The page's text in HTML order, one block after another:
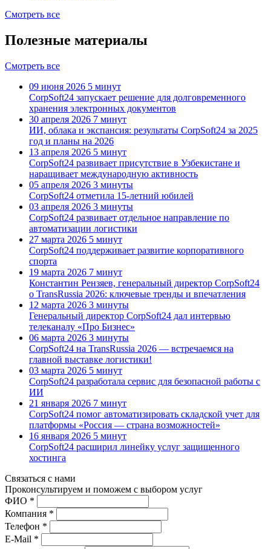
Смотреть все
Полезные материалы
Смотреть все
09 июня 2026 5 минут
CorpSoft24 запускает решение для долговременного
хранения электронных документов
30 апреля 2026 7 минут
ИИ, облака и экспансия: результаты CorpSoft24 за 2025
год и планы на 2026
13 апреля 2026 5 минут
CorpSoft24 развивает присутствие в Узбекистане и
наращивает международную активность
05 апреля 2026 3 минуты
CorpSoft24 отметила 15-летний юбилей
03 апреля 2026 3 минуты
CorpSoft24 развивает отдельное направление по
автоматизации логистики
27 марта 2026 5 минут
CorpSoft24 поддерживает развитие корпоративного
спорта
19 марта 2026 7 минут
Константин Рензяев, генеральный директор CorpSoft24
о TransRussia 2026: ключевые тренды и впечатления
12 марта 2026 3 минуты
Генеральный директор CorpSoft24 дал интервью
телеканалу «Про Бизнес»
06 марта 2026 3 минуты
CorpSoft24 на TransRussia 2026 — встречаемся на
главной выставке логистики!
03 марта 2026 5 минут
CorpSoft24 разработала сервис для безопасной работы с
ИИ
21 января 2026 7 минут
CorpSoft24 помог автоматизировать складской учет для
платформы «Россия — страна возможностей»
16 января 2026 5 минут
CorpSoft24 расширил линейку услуг защищенного
хостинга
Связаться с нами
Проконсуль­тируем и поможем с выбором услуг
ФИО *
Компания *
Телефон *
E-Mail *